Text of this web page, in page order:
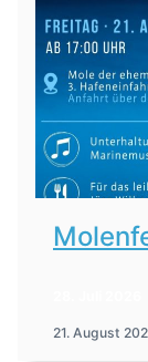
21. August